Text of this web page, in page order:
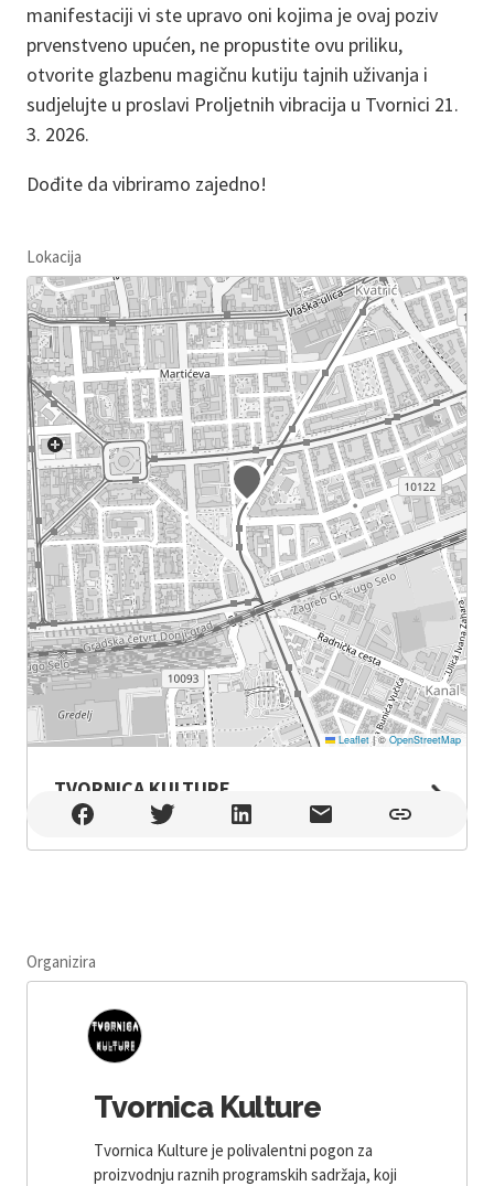
manifestaciji vi ste upravo oni kojima je ovaj poziv
prvenstveno upućen, ne propustite ovu priliku,
otvorite glazbenu magičnu kutiju tajnih uživanja i
sudjelujte u proslavi Proljetnih vibracija u Tvornici 21.
3. 2026.
Dođite da vibriramo zajedno!
Lokacija
Leaflet |© OpenStreetMap
TVORNICA KULTURE
TVORNICA KULTURE , Zagreb
Organizira
Tvornica Kulture
Tvornica Kulture je polivalentni pogon za
proizvodnju raznih programskih sadržaja, koji